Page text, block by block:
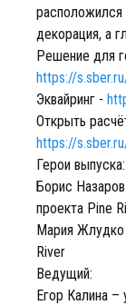
расположился
декорация, а
Решение для
https://
Эквайринг -
Открыть
https://
Герои выпуска:
Борис
проекта Pine
Мария Жлудко
River
Ведущий:
Егор Калина –